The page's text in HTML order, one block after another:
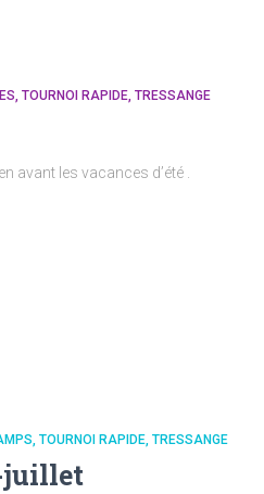
TOURNOI RAPIDE TRESSANGE
avant les vacances d’été .
TOURNOI RAPIDE TRESSANGE
juillet